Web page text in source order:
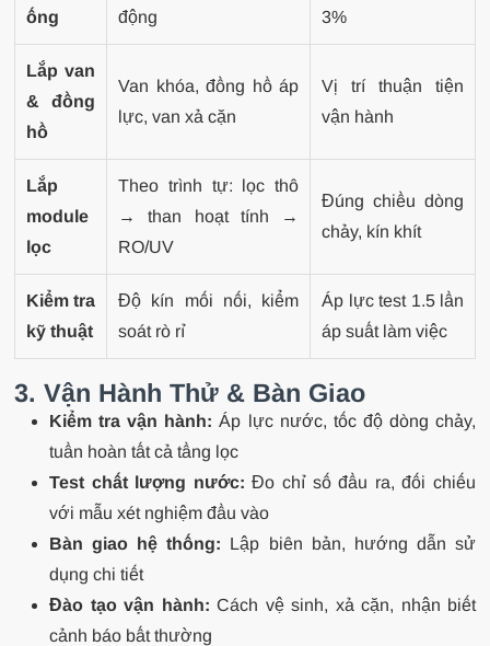
ống động 3%
Lắp van
& đồng
hồ
Van khóa, đồng hồ áp
lực, van xả cặn
Vị trí thuận tiện
vận hành
Lắp
module
lọc
Theo trình tự: lọc thô
→ than hoạt tính →
RO/UV
Đúng chiều dòng
chảy, kín khít
Kiểm tra
kỹ thuật
Độ kín mối nối, kiểm
soát rò rỉ
Áp lực test 1.5 lần
áp suất làm việc
3. Vận Hành Thử & Bàn Giao
Kiểm tra vận hành: Áp lực nước, tốc độ dòng chảy,
tuần hoàn tất cả tầng lọc
Test chất lượng nước: Đo chỉ số đầu ra, đối chiếu
với mẫu xét nghiệm đầu vào
Bàn giao hệ thống: Lập biên bản, hướng dẫn sử
dụng chi tiết
Đào tạo vận hành: Cách vệ sinh, xả cặn, nhận biết
cảnh báo bất thường